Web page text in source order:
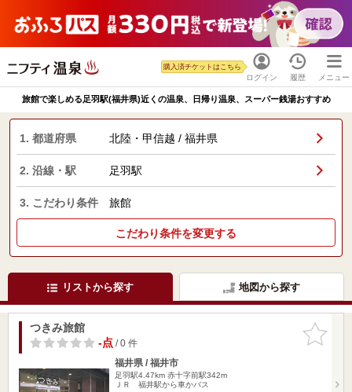
ログイン
購入済チケットはこちら
履歴 メニュー
旅館で楽しめる足羽駅(福井県)近くの温泉、日帰り温泉、スーパー銭湯おすすめ
1. 都道府県 北陸・甲信越 / 福井県
2. 沿線・駅 足羽駅
3. こだわり条件 旅館
こだわり条件を変更する
リストから探す 地図から探す
お気に入
りに追加
つきみ旅館
-点/ 0 件
福井県 / 福井市
足羽駅4.47km 赤十字前駅342m
ＪＲ 福井駅から車かバス